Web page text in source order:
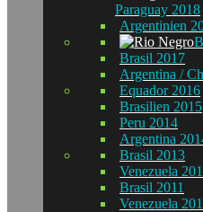
Paraguay 2018
Argentinien
Brasil 2017
Argentina /
Equador 2016
Brasilien 2015
Peru 2014
Argentina
Brasil 2013
Venezuela
Brasil 2011
Venezuela